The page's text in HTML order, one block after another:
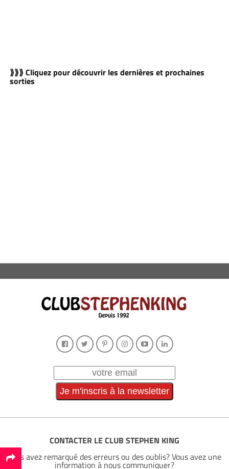
⟫⟫⟫ Cliquez pour découvrir les dernières et prochaines
sorties
CONTACTER LE CLUB STEPHEN KING
Vous avez remarqué des erreurs ou des oublis? Vous avez une
information à nous communiquer?